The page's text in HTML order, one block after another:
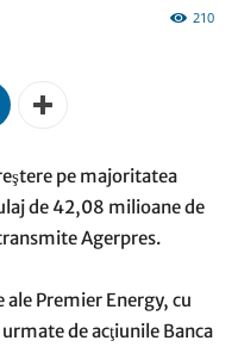
210
pe majoritatea
de 42,08 milioane de
Agerpres.
Premier Energy, cu
de acţiunile Banca